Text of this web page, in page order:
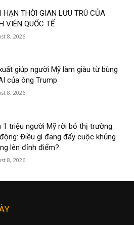
HẠN THỜI GIAN LƯU TRÚ CỦA
VIÊN QUỐC TẾ
8, 2026
giúp người Mỹ làm giàu từ bùng
của ông Trump
8, 2026
1 triệu người Mỹ rời bỏ thị trường
Điều gì đang đẩy cuộc khủng
lên đỉnh điểm?
8, 2026